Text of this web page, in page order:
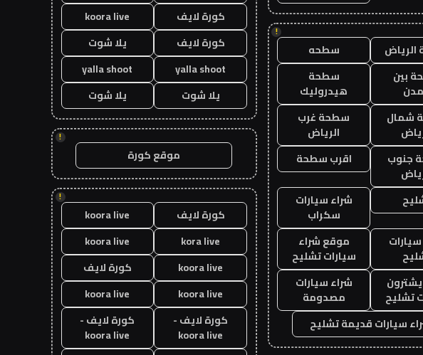
!
سطحه
بين
سطحة
هيدروليك
شمال
سطحة غرب
الرياض
جنوب
اقرب سطحة
شراء سيارات
سكراب
موقع شراء
سيارات تشليح
يشترون
تشليح
شراء سيارات
مصدومة
سيارات قديمة تشليح
كورة لايف
koora live
كورة لايف
يلا شوت
yalla shoot
yalla shoot
يلا شوت
يلا شوت
!
موقع كورة
!
كورة لايف
koora live
kora live
koora live
koora live
كورة لايف
koora live
koora live
كورة لايف -
koora live
كورة لايف -
koora live